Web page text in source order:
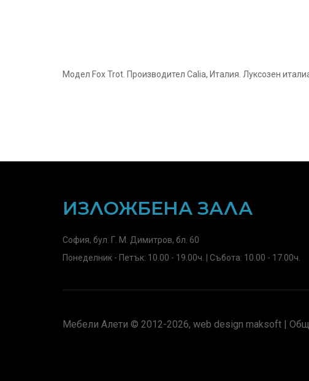
Модел Fox Trot. Производител Calia, Италия. Луксозен
ИЗЛОЖБЕНА ЗАЛА
София, бул. Г. М. Димитров, бл. 60
Понеделник - Петък: 10.00 - 19.00ч. | Събота: 10.00 - 17.00ч.
Мебели Алети © 2012-2026, web design maksoft |